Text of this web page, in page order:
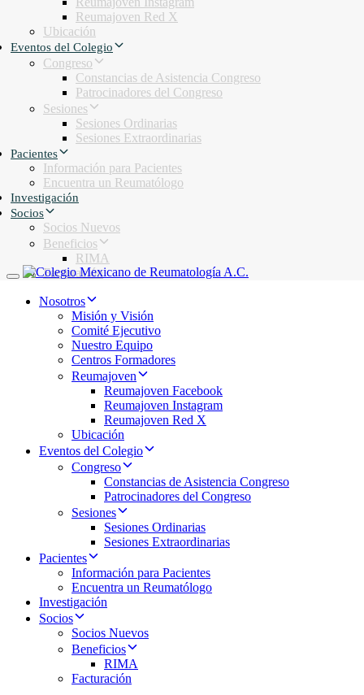
Reumajoven Red X
Ubicación
Eventos del Colegio
Congreso
Constancias de Asistencia Congreso
Patrocinadores del Congreso
Sesiones
Sesiones Ordinarias
Sesiones Extraordinarias
Pacientes
Información para Pacientes
Encuentra un Reumatólogo
Investigación
Socios
Socios Nuevos
Beneficios
RIMA
Facturación
Toggle navigation
Nosotros
Misión y Visión
Comité Ejecutivo
Nuestro Equipo
Centros Formadores
Reumajoven
Reumajoven Facebook
Reumajoven Instagram
Reumajoven Red X
Ubicación
Eventos del Colegio
Congreso
Constancias de Asistencia Congreso
Patrocinadores del Congreso
Sesiones
Sesiones Ordinarias
Sesiones Extraordinarias
Pacientes
Información para Pacientes
Encuentra un Reumatólogo
Investigación
Socios
Socios Nuevos
Beneficios
RIMA
Facturación